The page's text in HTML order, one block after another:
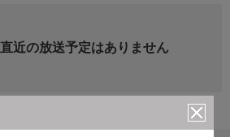
直近の放送予定はありません